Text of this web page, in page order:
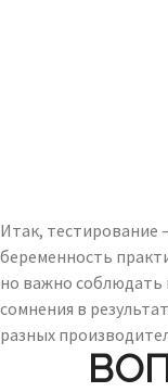
Итак, тестирование
беременность
но важно соблюдать
сомнения в
разных